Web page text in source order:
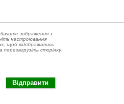
зображення з
настроювання
щоб відображались
сторінку.